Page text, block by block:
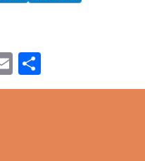
Email